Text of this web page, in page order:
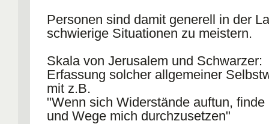
Personen sind damit generell in der
schwierige Situationen zu meistern.
Skala von Jerusalem und Schwarzer:
Erfassung solcher allgemeiner
mit z.B.
"Wenn sich Widerstände auftun, finde
und Wege mich durchzusetzen"